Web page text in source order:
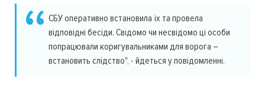
СБУ оперативно встановила їх та провела
відповідні бесіди. Свідомо чи несвідомо ці особи
попрацювали коригувальниками для ворога –
встановить слідство", - йдеться у повідомленні.